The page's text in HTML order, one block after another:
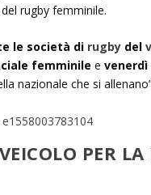
rugby femminile.
le società di rugby del
femminile e venerdì
nazionale che si
PER